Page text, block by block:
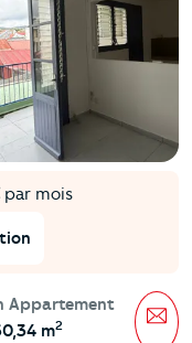
par mois
Appartement
m2